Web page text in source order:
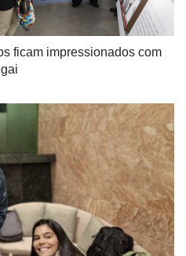
ficam impressionados com